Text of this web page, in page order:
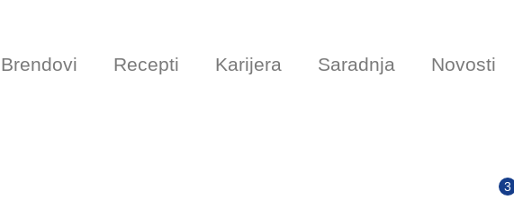
Brendovi Recepti Karijera Saradnja Novosti